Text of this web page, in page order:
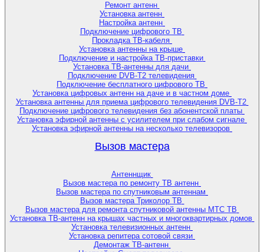
Ремонт антенн
Установка антенн
Настройка антенн
Подключение цифрового ТВ
Прокладка ТВ-кабеля
Установка антенны на крыше
Подключение и настройка ТВ-приставки
Установка ТВ-антенны для дачи
Подключение DVB-T2 телевидения
Подключение бесплатного цифрового ТВ
Установка цифровых антенн на даче и в частном доме
Установка антенны для приема цифрового телевидения DVB-T2
Подключение цифрового телевидения без абонентской платы
Установка эфирной антенны с усилителем при слабом сигнале
Установка эфирной антенны на несколько телевизоров
Вызов мастера
Антеннщик
Вызов мастера по ремонту ТВ антенн
Вызов мастера по спутниковым антеннам
Вызов мастера Триколор ТВ
Вызов мастера для ремонта спутниковой антенны МТС ТВ
Установка ТВ-антенн на крышах частных и многоквартирных домов
Установка телевизионных антенн
Установка репитера сотовой связи
Демонтаж ТВ-антенн